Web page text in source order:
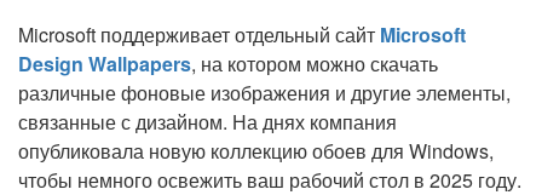
Microsoft поддерживает отдельный сайт Microsoft
Design Wallpapers, на котором можно скачать
различные фоновые изображения и другие элементы,
связанные с дизайном. На днях компания
опубликовала новую коллекцию обоев для Windows,
чтобы немного освежить ваш рабочий стол в 2025 году.